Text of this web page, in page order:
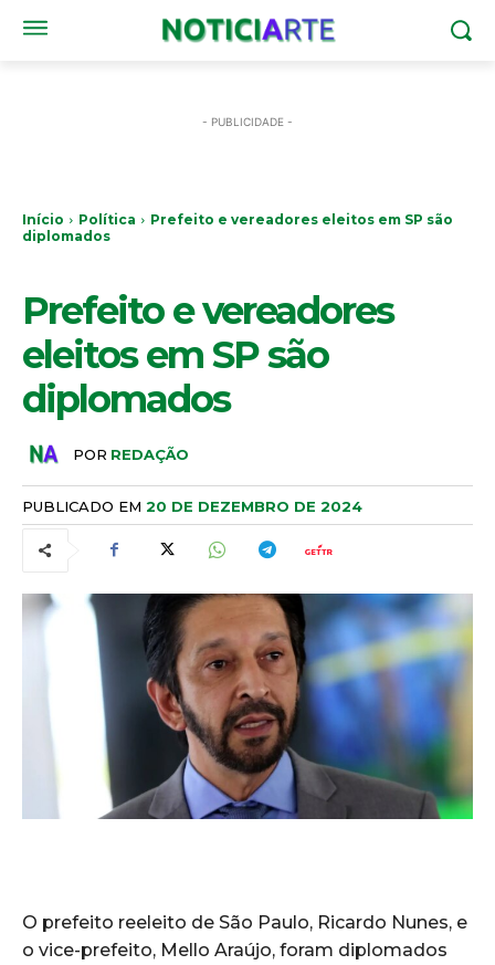
- PUBLICIDADE -
Início Política
Prefeito e vereadores eleitos em SP são
diplomados
Prefeito e vereadores
eleitos em SP são
diplomados
POR REDAÇÃO
PUBLICADO EM 20 DE DEZEMBRO DE 2024
O prefeito reeleito de São Paulo, Ricardo Nunes, e
o vice-prefeito, Mello Araújo, foram diplomados